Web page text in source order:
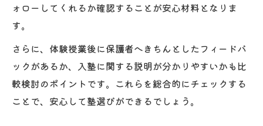
ォローしてくれるか確認することが安心材料となりま
す。
さらに、体験授業後に保護者へきちんとしたフィードバ
ックがあるか、入塾に関する説明が分かりやすいかも比
較検討のポイントです。これらを総合的にチェックする
ことで、安心して塾選びができるでしょう。